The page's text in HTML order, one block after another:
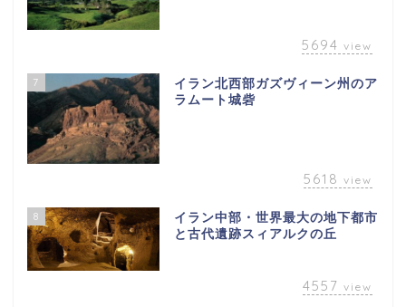
5694 view
7
イラン北西部ガズヴィーン州のア
ラムート城砦
5618 view
8
イラン中部・世界最大の地下都市
と古代遺跡スィアルクの丘
4557 view